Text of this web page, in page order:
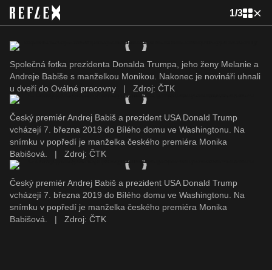
1/3
Společná fotka prezidenta Donalda Trumpa, jeho ženy Melanie a
Andreje Babiše s manželkou Monikou. Nakonec je novináři uhnali
u dveří do Oválné pracovny
| Zdroj: ČTK
Český premiér Andrej Babiš a prezident USA Donald Trump
vcházejí 7. března 2019 do Bílého domu ve Washingtonu. Na
snímku v popředí je manželka českého premiéra Monika
Babišová.
| Zdroj: ČTK
Český premiér Andrej Babiš a prezident USA Donald Trump
vcházejí 7. března 2019 do Bílého domu ve Washingtonu. Na
snímku v popředí je manželka českého premiéra Monika
Babišová.
| Zdroj: ČTK